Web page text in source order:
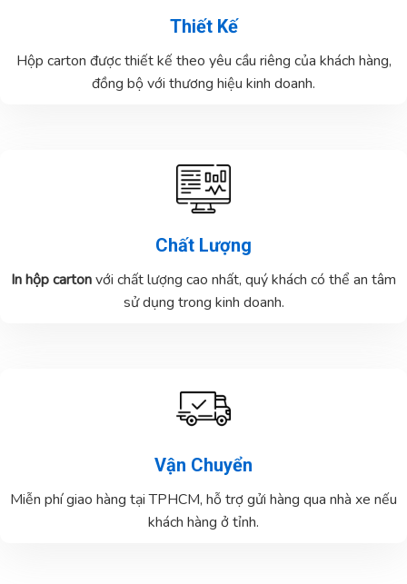
Thiết Kế
Hộp carton được thiết kế theo yêu cầu riêng của khách hàng,
đồng bộ với thương hiệu kinh doanh.
Chất Lượng
In hộp cartonvới chất lượng cao nhất, quý khách có thể an tâm
sử dụng trong kinh doanh.
Vận Chuyển
Miễn phí giao hàng tại TPHCM, hỗ trợ gửi hàng qua nhà xe nếu
khách hàng ở tỉnh.